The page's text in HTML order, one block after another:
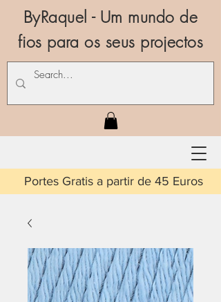
ByRaquel - Um mundo de
fios para os seus projectos
a partir de 45 Euros